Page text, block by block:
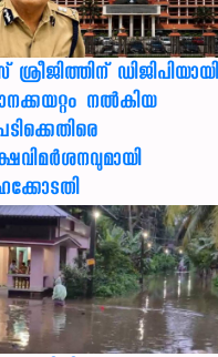
ഡിജിപിയായി
നൽകിയ